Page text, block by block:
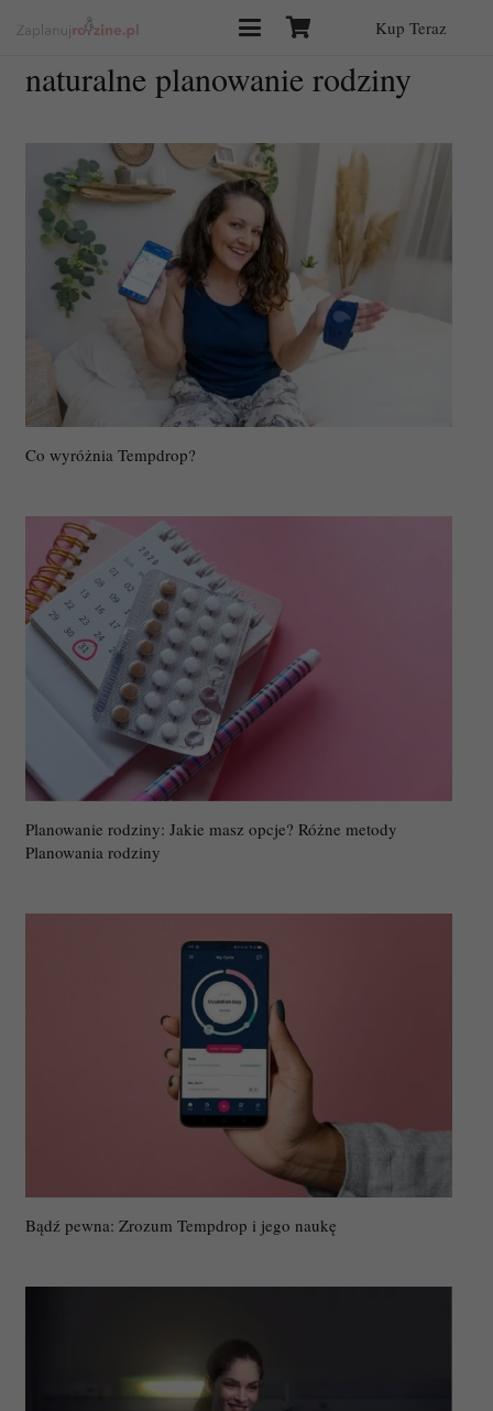
Kup Teraz
naturalne planowanie rodziny
Co wyróżnia Tempdrop?
Planowanie rodziny: Jakie masz opcje? Różne metody
Planowania rodziny
Bądź pewna: Zrozum Tempdrop i jego naukę